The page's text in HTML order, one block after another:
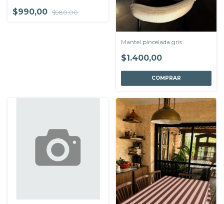
$990,00 $980,00
Mantel pincelada gris
$1.400,00
COMPRAR